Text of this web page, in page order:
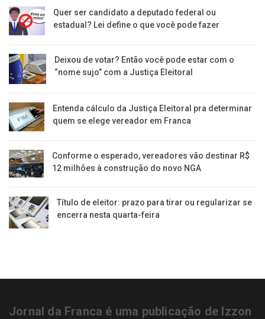
Quer ser candidato a deputado federal ou
estadual? Lei define o que você pode fazer
Deixou de votar? Então você pode estar com o
“nome sujo” com a Justiça Eleitoral
Entenda cálculo da Justiça Eleitoral pra determinar
quem se elege vereador em Franca
Conforme o esperado, vereadores vão destinar R$
12 milhões à construção do novo NGA
Título de eleitor: prazo para tirar ou regularizar se
encerra nesta quarta-feira
Jornal da Franca é uma publicação de Izzon